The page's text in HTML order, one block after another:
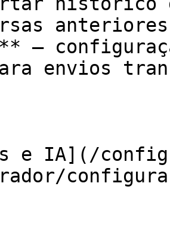
—
envios
e IA](/